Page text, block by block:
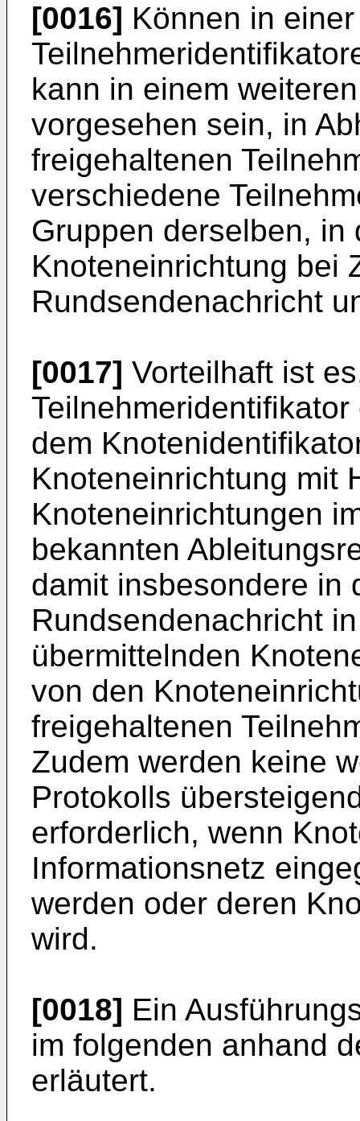
[0016] Können in
kann in einem
vorgesehen sein, in
freigehaltenen
verschiedene
Gruppen derselben, in
Knoteneinrichtung bei
Rundsendenachricht
[0017] Vorteilhaft ist
dem
Knoteneinrichtung mit
Knoteneinrichtungen
bekannten
damit insbesondere in
Rundsendenachricht
übermittelnden
von den
freigehaltenen
Zudem werden keine
Protokolls
erforderlich, wenn
Informationsnetz
werden oder deren
wird.
[0018] Ein
im folgenden anhand
erläutert.